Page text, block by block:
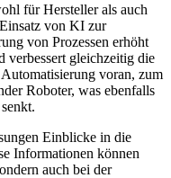
für Hersteller als auch
von KI zur
von Prozessen erhöht
verbessert gleichzeitig die
voran, zum
Roboter, was ebenfalls
Einblicke in die
Informationen können
auch bei der